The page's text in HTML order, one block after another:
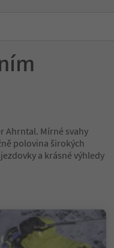
Ahrntal. Mírné svahy
polovina širokých
a krásné výhledy